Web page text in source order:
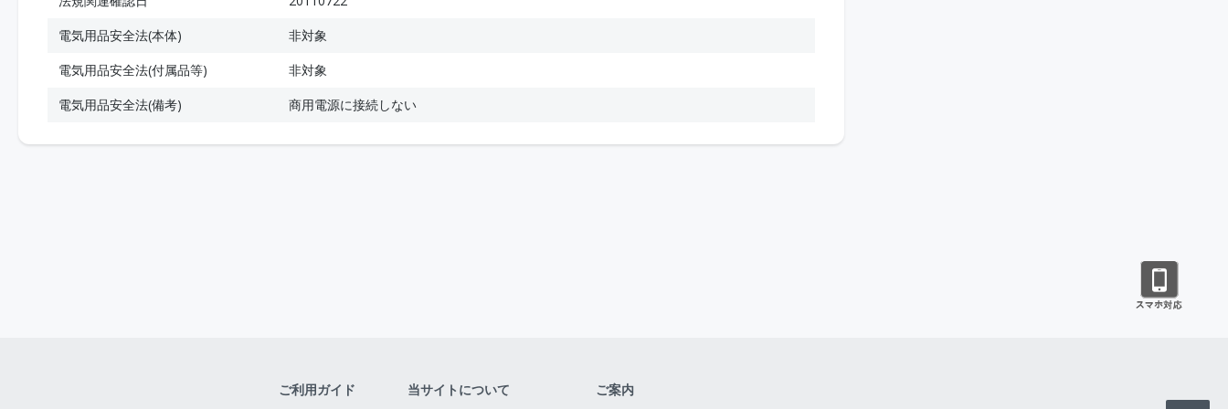
電気用品安全法(本体)
非対象
電気用品安全法(付属品等)
非対象
電気用品安全法(備考)
商用電源に接続しない
ご利用ガイド 当サイトについて ご案内